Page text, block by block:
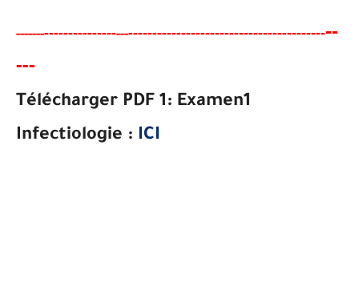
--------------------------------------------------------------------
---
Télécharger PDF 1: Examen1
Infectiologie : ICI